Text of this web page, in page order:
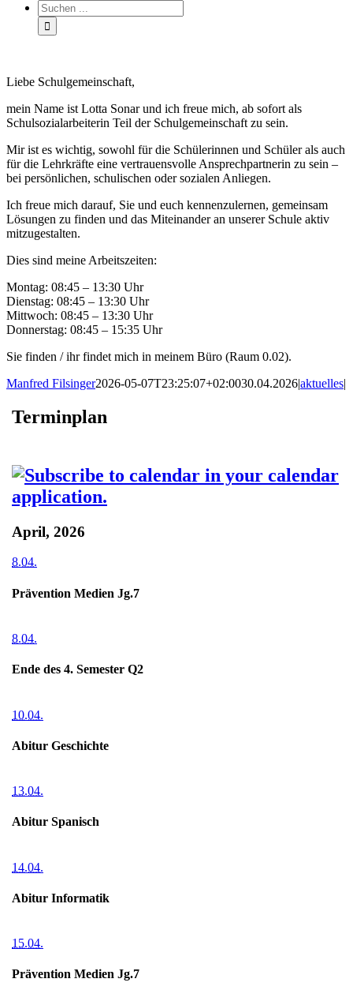
Liebe Schulgemeinschaft,
mein Name ist Lotta Sonar und ich freue mich, ab sofort als
Schulsozialarbeiterin Teil der Schulgemeinschaft zu sein.
Mir ist es wichtig, sowohl für die Schülerinnen und Schüler als auch
für die Lehrkräfte eine vertrauensvolle Ansprechpartnerin zu sein –
bei persönlichen, schulischen oder sozialen Anliegen.
Ich freue mich darauf, Sie und euch kennenzulernen, gemeinsam
Lösungen zu finden und das Miteinander an unserer Schule aktiv
mitzugestalten.
Dies sind meine Arbeitszeiten:
Montag: 08:45 – 13:30 Uhr
Dienstag: 08:45 – 13:30 Uhr
Mittwoch: 08:45 – 13:30 Uhr
Donnerstag: 08:45 – 15:35 Uhr
Sie finden / ihr findet mich in meinem Büro (Raum 0.02).
Manfred Filsinger2026-05-07T23:25:07+02:0030.04.2026|aktuelles|
Terminplan
April, 2026
8.04.
Prävention Medien Jg.7
8.04.
Ende des 4. Semester Q2
10.04.
Abitur Geschichte
13.04.
Abitur Spanisch
14.04.
Abitur Informatik
15.04.
Prävention Medien Jg.7